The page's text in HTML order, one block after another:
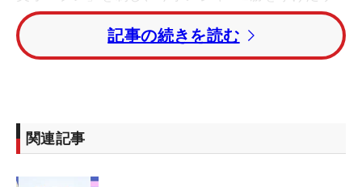
ンダー・シャウフェレや、パトリック・キャントレ
ー、ウィンダム・クラーク、コリン・モリカワ、サ
ヒス・ティーガラが選ばれた。
まずは、今季の「ジェネシス招待」と「フェデック
ス・セントジュード選手権」を制した松山英樹。同
記事の続きを読む
関連記事